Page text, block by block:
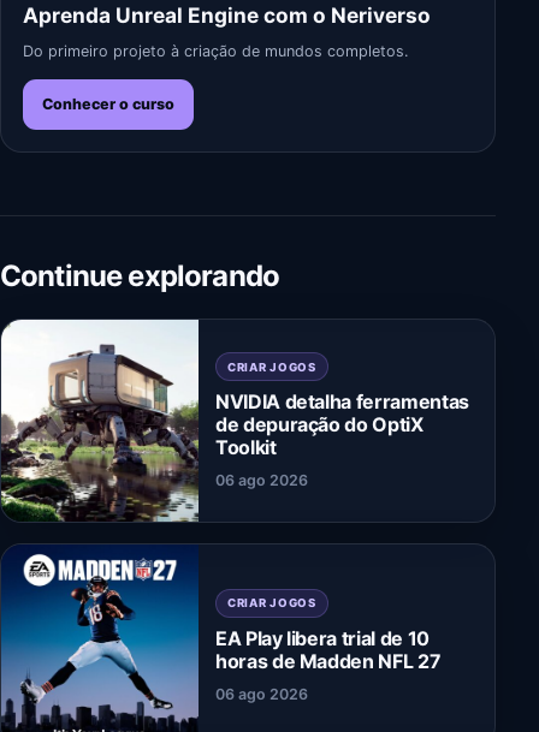
Aprenda Unreal Engine com o Neriverso
Do primeiro projeto à criação de mundos completos.
Conhecer o curso
Continue explorando
CRIAR JOGOS
NVIDIA detalha ferramentas
de depuração do OptiX
Toolkit
06 ago 2026
CRIAR JOGOS
EA Play libera trial de 10
horas de Madden NFL 27
06 ago 2026